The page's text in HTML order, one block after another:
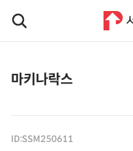
마키나락스
ID:SSM250611